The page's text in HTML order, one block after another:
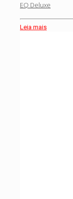
EQ Deluxe
Leia mais